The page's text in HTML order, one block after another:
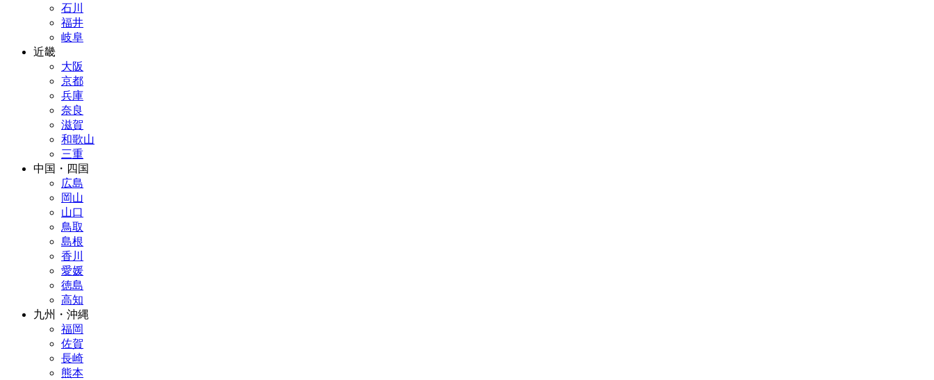
石川
福井
岐阜
近畿
大阪
京都
兵庫
奈良
滋賀
和歌山
三重
中国・四国
広島
岡山
山口
鳥取
島根
香川
愛媛
徳島
高知
九州・沖縄
福岡
佐賀
長崎
熊本